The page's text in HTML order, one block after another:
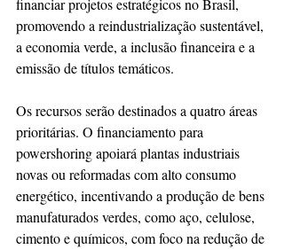
financiar projetos estratégicos no Brasil,
promovendo a reindustrialização sustentável,
a economia verde, a inclusão financeira e a
emissão de títulos temáticos.
Os recursos serão destinados a quatro áreas
prioritárias. O financiamento para
powershoring apoiará plantas industriais
novas ou reformadas com alto consumo
energético, incentivando a produção de bens
manufaturados verdes, como aço, celulose,
cimento e químicos, com foco na redução de